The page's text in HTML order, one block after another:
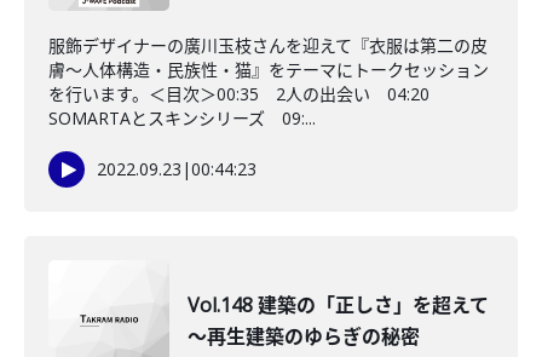
服飾デザイナーの廣川玉枝さんを迎えて『衣服は第二の皮
膚～人体構造・民族性・猫』をテーマにトークセッション
を行います。＜目次＞00:35 2人の出会い 04:20
SOMARTAとスキンシリーズ 09:...
2022.09.23 |00:44:23
Vol.148 建築の「正しさ」を超えて
～再生建築のゆらぎの秘密